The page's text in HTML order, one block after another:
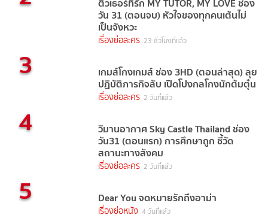
วัน 31 (ตอนจบ) หัวใจของทุกคนเต้นไม่
เป็นจังหวะ
เรื่องย่อละคร 23 ชั่วโมงที่แล้ว
3 เกมส์โกงเกมส์ ช่อง 3HD (ตอนล่าสุด) ลุย
ปฏิบัติภารกิจลับ เปิดโปงกลโกงนักต้มตุ๋น
เรื่องย่อละคร 2 วันที่แล้ว
4 วิมานอากาศ Sky Castle Thailand ช่อง
วัน31 (ตอนแรก) การศึกษาถูก ชี้วัด
สถานะทางสังคม
เรื่องย่อละคร 2 วันที่แล้ว
5 Dear You จดหมายรักถึงอาม่า
เรื่องย่อหนัง 4 วันที่แล้ว